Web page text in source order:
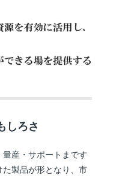
しろさ
産・サポートまです
製品が形となり、市